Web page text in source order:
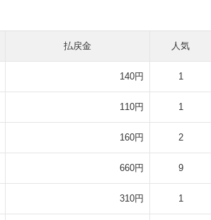
払戻金 人気
140円 1
110円 1
160円 2
660円 9
310円 1